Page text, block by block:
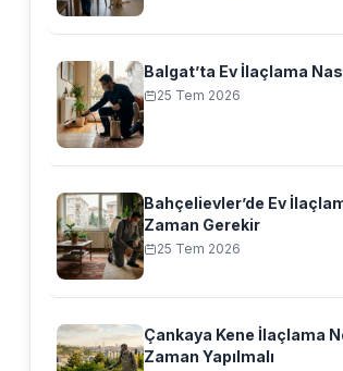
Balgat’ta Ev İlaçlama
25 Tem 2026
Bahçelievler’de Ev
Zaman Gerekir
25 Tem 2026
Çankaya Kene İlaçlama
Zaman Yapılmalı